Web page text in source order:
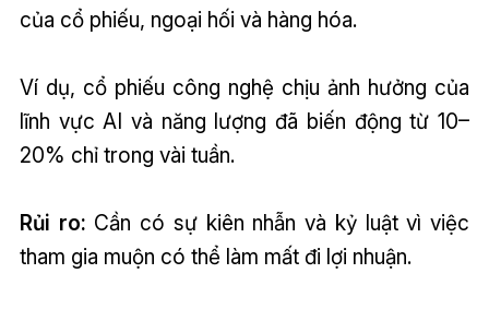
của cổ phiếu, ngoại hối và hàng hóa.
Ví dụ, cổ phiếu công nghệ chịu ảnh hưởng của
lĩnh vực AI và năng lượng đã biến động từ 10–
20% chỉ trong vài tuần.
Rủi ro: Cần có sự kiên nhẫn và kỷ luật vì việc
tham gia muộn có thể làm mất đi lợi nhuận.